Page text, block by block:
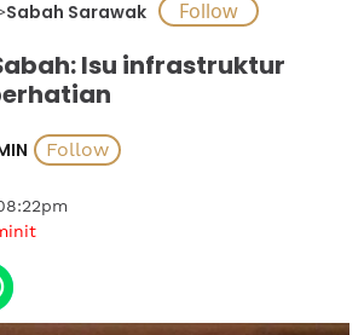
Sabah Sarawak
Isu infrastruktur